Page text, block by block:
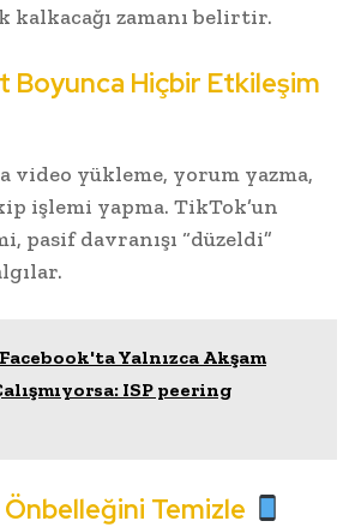
kalkacağı zamanı belirtir.
Boyunca Hiçbir Etkileşim
video yükleme, yorum yazma,
işlemi yapma. TikTok’un
pasif davranışı “düzeldi”
Facebook'ta Yalnızca Akşam
ISP peering
Temizle